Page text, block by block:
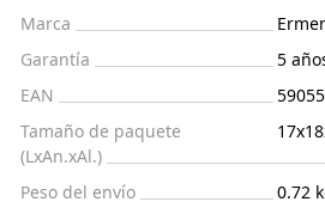
Marca
Garantía
5
EAN
Tamaño de paquete
(LxAn.xAl.)
Peso del envío 0.72